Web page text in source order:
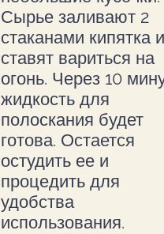
Сырье заливают 2
стаканами кипятка и
ставят вариться на
огонь. Через 10
жидкость для
полоскания будет
готова. Остается
остудить ее и
процедить для
удобства
использования.